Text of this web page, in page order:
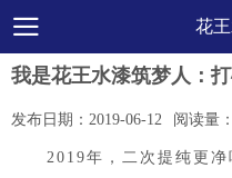
花
我是花王水漆筑梦人：
发布日期： 2019-06-12 阅读量：
2019年，二次提纯更